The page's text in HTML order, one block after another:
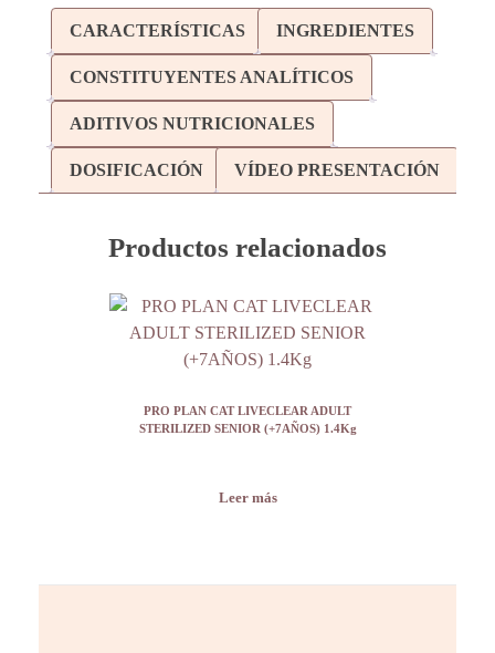
CARACTERÍSTICAS INGREDIENTES
CONSTITUYENTES ANALÍTICOS
ADITIVOS NUTRICIONALES
DOSIFICACIÓN VÍDEO PRESENTACIÓN
Productos relacionados
PRO PLAN CAT LIVECLEAR ADULT
STERILIZED SENIOR (+7AÑOS) 1.4Kg
Leer más